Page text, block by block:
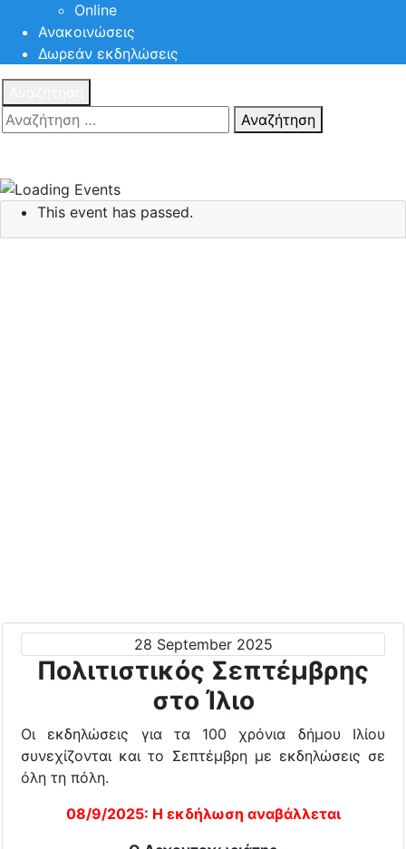
Online
Ανακοινώσεις
Δωρεάν εκδηλώσεις
Αναζήτηση
This event has passed.
28 September 2025
Πολιτιστικός Σεπτέμβρης
στο Ίλιο
Οι εκδηλώσεις για τα 100 χρόνια δήμου Ιλίου
συνεχίζονται και το Σεπτέμβρη με εκδηλώσεις σε
όλη τη πόλη.
08/9/2025: Η εκδήλωση αναβάλλεται